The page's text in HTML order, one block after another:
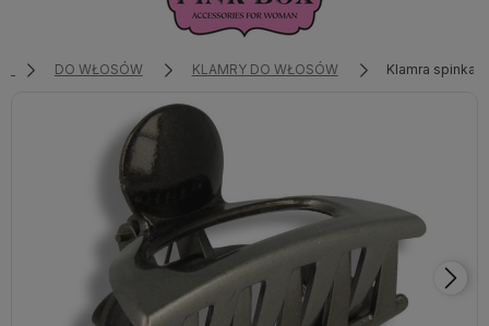
Zaloguj się
Wybierz coś dla siebie z naszej aktualnej oferty lub
zaloguj się, aby przywrócić dodane produkty do listy
z poprzedniej sesji.
DO WŁOSÓW KLAMRY DO WŁOSÓW Klamra spinka